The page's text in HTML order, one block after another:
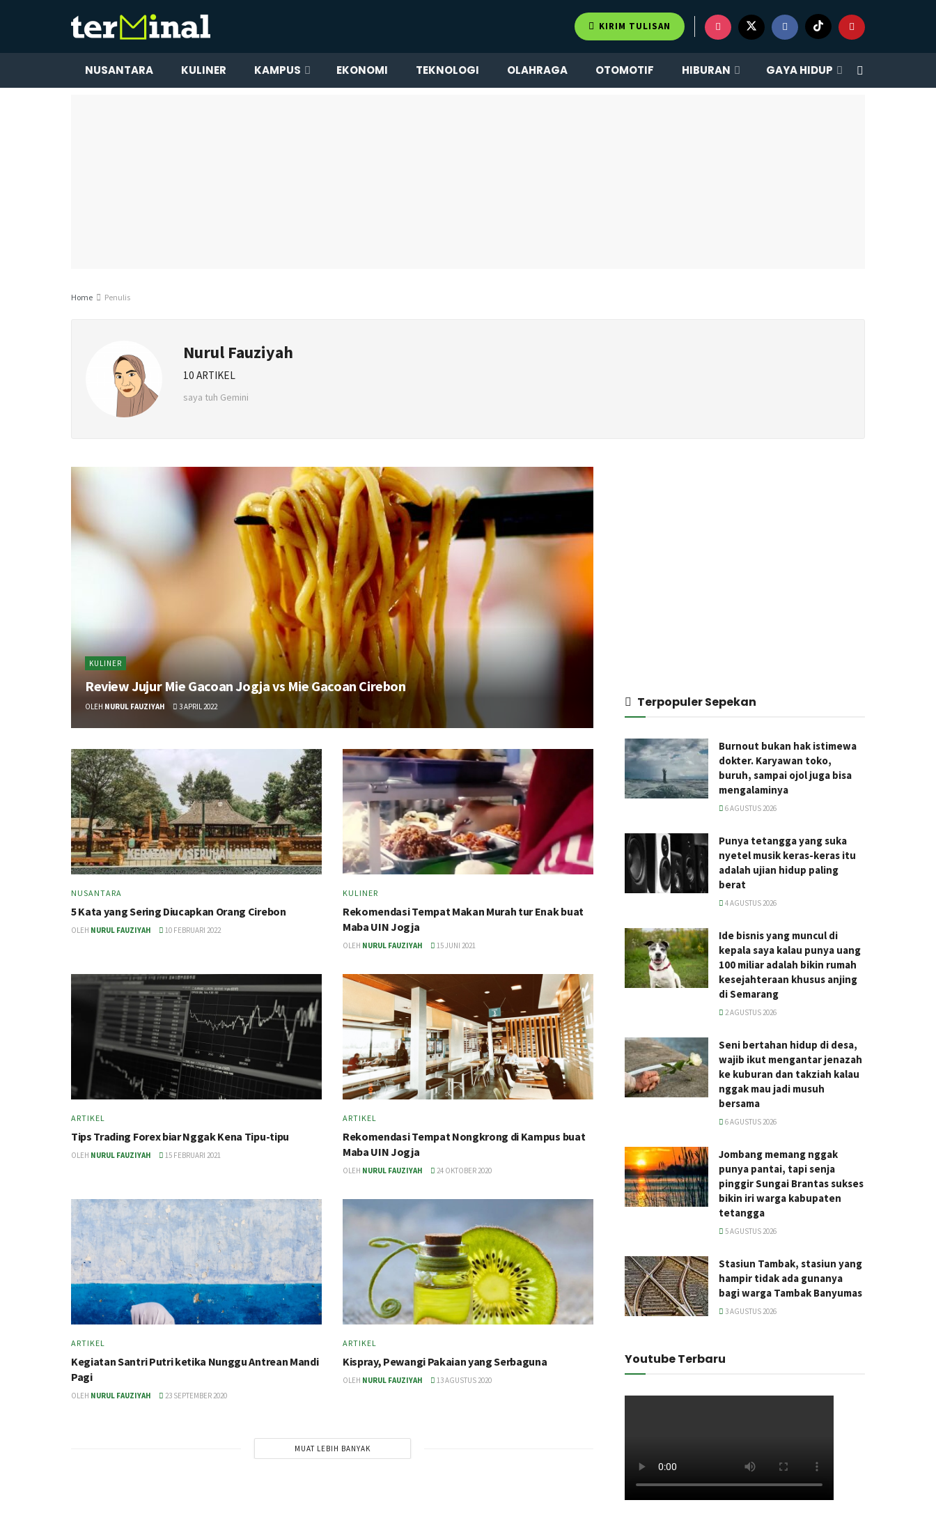
KIRIM TULISAN
NUSANTARA KULINER KAMPUS EKONOMI TEKNOLOGI OLAHRAGA OTOMOTIF HIBURAN GAYA HIDUP
Home Penulis
Nurul Fauziyah
10 ARTIKEL
saya tuh Gemini
KULINER
Review Jujur Mie Gacoan Jogja vs Mie Gacoan Cirebon
OLEH NURUL FAUZIYAH 3 APRIL 2022
NUSANTARA
5 Kata yang Sering Diucapkan Orang Cirebon
OLEH NURUL FAUZIYAH 10 FEBRUARI 2022
KULINER
Rekomendasi Tempat Makan Murah tur Enak buat
Maba UIN Jogja
OLEH NURUL FAUZIYAH 15 JUNI 2021
ARTIKEL
Tips Trading Forex biar Nggak Kena Tipu-tipu
OLEH NURUL FAUZIYAH 15 FEBRUARI 2021
ARTIKEL
Rekomendasi Tempat Nongkrong di Kampus buat
Maba UIN Jogja
OLEH NURUL FAUZIYAH 24 OKTOBER 2020
ARTIKEL
Kegiatan Santri Putri ketika Nunggu Antrean Mandi
Pagi
OLEH NURUL FAUZIYAH 23 SEPTEMBER 2020
ARTIKEL
Kispray, Pewangi Pakaian yang Serbaguna
OLEH NURUL FAUZIYAH 13 AGUSTUS 2020
MUAT LEBIH BANYAK
Terpopuler Sepekan
Burnout bukan hak istimewa
dokter. Karyawan toko,
buruh, sampai ojol juga bisa
mengalaminya
6 AGUSTUS 2026
Punya tetangga yang suka
nyetel musik keras-keras itu
adalah ujian hidup paling
berat
4 AGUSTUS 2026
Ide bisnis yang muncul di
kepala saya kalau punya uang
100 miliar adalah bikin rumah
kesejahteraan khusus anjing
di Semarang
2 AGUSTUS 2026
Seni bertahan hidup di desa,
wajib ikut mengantar jenazah
ke kuburan dan takziah kalau
nggak mau jadi musuh
bersama
6 AGUSTUS 2026
Jombang memang nggak
punya pantai, tapi senja
pinggir Sungai Brantas sukses
bikin iri warga kabupaten
tetangga
5 AGUSTUS 2026
Stasiun Tambak, stasiun yang
hampir tidak ada gunanya
bagi warga Tambak Banyumas
3 AGUSTUS 2026
Youtube Terbaru